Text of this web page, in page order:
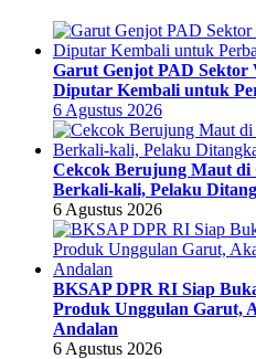
Garut Genjot PAD Sektor
Diputar Kembali untuk
6 Agustus 2026
Cekcok Berujung Maut di
Berkali-kali, Pelaku
6 Agustus 2026
BKSAP DPR RI Siap
Produk Unggulan Garut,
Andalan
6 Agustus 2026